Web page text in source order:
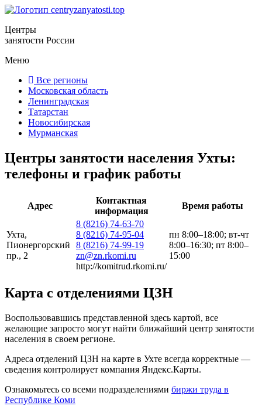
Центры
занятости России
Меню
Все регионы
Московская область
Ленинградская
Татарстан
Новосибирская
Мурманская
Центры занятости населения Ухты:
телефоны и график работы
Адрес
Контактная
информация
Время работы
Ухта,
Пионергорский
пр., 2
8 (8216) 74-63-70
8 (8216) 74-95-04
8 (8216) 74-99-19
zn@zn.rkomi.ru
http://komitrud.rkomi.ru/
пн 8:00–18:00; вт-чт
8:00–16:30; пт 8:00–
15:00
Карта с отделениями ЦЗН
Воспользовавшись представленной здесь картой, все
желающие запросто могут найти ближайший центр занятости
населения в своем регионе.
Адреса отделений ЦЗН на карте в Ухте всегда корректные —
сведения контролирует компания Яндекс.Карты.
Ознакомьтесь со всеми подразделениями биржи труда в
Республике Коми